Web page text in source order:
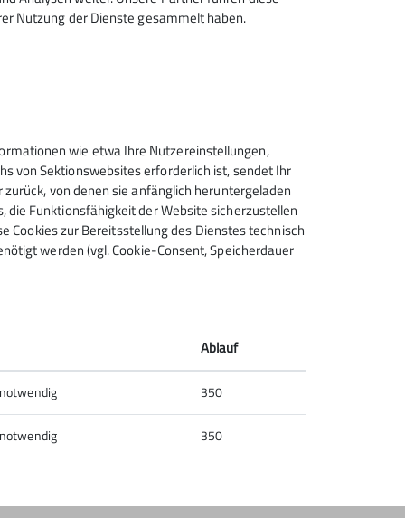
Sektion Schongau des
Deutschen Alpenvereins e.V.
Nutzung der Dienste gesammelt haben.
wie etwa Ihre Nutzereinstellungen,
von Sektionswebsites erforderlich ist, sendet Ihr
von denen sie anfänglich heruntergeladen
Funktionsfähigkeit der Website sicherzustellen
Cookies zur Bereitsstellung des Dienstes technisch
werden (vgl. Cookie-Consent, Speicherdauer
Ablauf
350
350